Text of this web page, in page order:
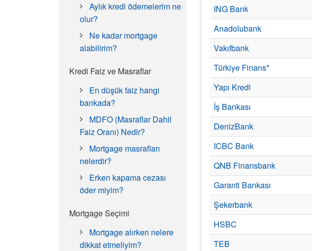
Aylık kredi ödemelerim ne
olur?
Ne kadar mortgage
alabilirim?
Kredi Faiz ve Masraflar
En düşük faiz hangi
bankada?
MDFO (Masraflar Dahil
Faiz Oranı) Nedir?
Mortgage masrafları
nelerdir?
Erken kapama cezası
öder miyim?
Mortgage Seçimi
Mortgage alırken nelere
dikkat etmeliyim?
ING Bank
Anadolubank
Vakıfbank
Türkiye Finans*
Yapı Kredi
İş Bankası
DenizBank
ICBC Bank
QNB Finansbank
Garanti Bankası
Şekerbank
HSBC
TEB